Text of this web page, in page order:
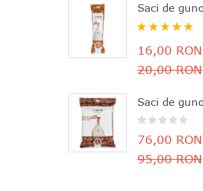
Rating:
16,00 RON
20,00 RON
76,00 RON
95,00 RON